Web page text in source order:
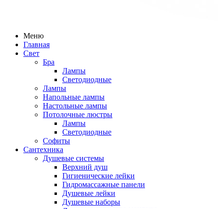
Меню
Главная
Свет
Бра
Лампы
Светодиодные
Лампы
Напольные лампы
Настольные лампы
Потолочные люстры
Лампы
Светодиодные
Софиты
Сантехника
Душевые системы
Верхний душ
Гигиенические лейки
Гидромассажные панели
Душевые лейки
Душевые наборы